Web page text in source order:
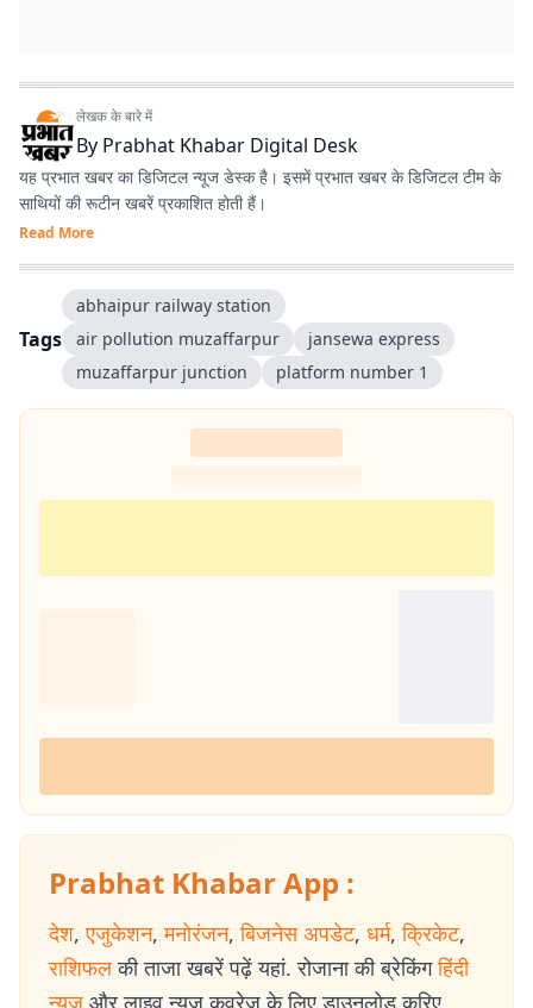
लेखक के बारे में
By Prabhat Khabar Digital Desk
यह प्रभात खबर का डिजिटल न्यूज डेस्क है। इसमें प्रभात खबर के डिजिटल टीम के
साथियों की रूटीन खबरें प्रकाशित होती हैं।
Read More
Tags
abhaipur railway station
air pollution muzaffarpur
jansewa express
muzaffarpur junction
platform number 1
Prabhat Khabar App :
देश, एजुकेशन, मनोरंजन, बिजनेस अपडेट, धर्म, क्रिकेट,
राशिफल की ताजा खबरें पढ़ें यहां. रोजाना की ब्रेकिंग हिंदी
न्यूज और लाइव न्यूज कवरेज के लिए डाउनलोड करिए